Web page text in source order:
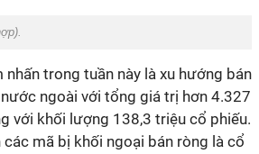
nhấn trong tuần này là xu hướng bán
ngoài với tổng giá trị hơn 4.327
với khối lượng 138,3 triệu cổ phiếu.
mã bị khối ngoại bán ròng là cổ